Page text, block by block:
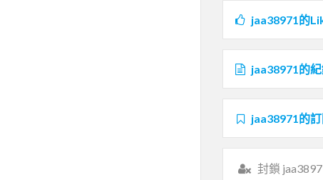
jaa38971的
jaa38971的
jaa38971的
封鎖